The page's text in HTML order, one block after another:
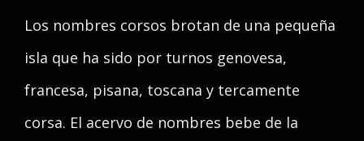
Los nombres corsos brotan de una pequeña
isla que ha sido por turnos genovesa,
francesa, pisana, toscana y tercamente
corsa. El acervo de nombres bebe de la